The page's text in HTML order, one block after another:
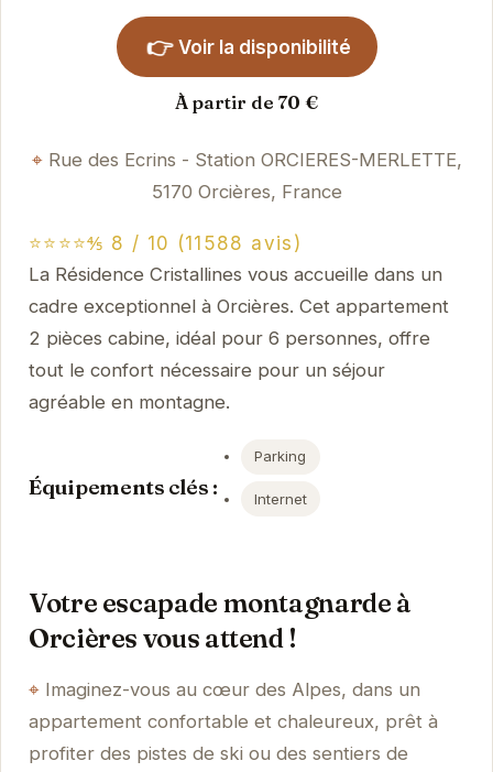
👉 Voir la disponibilité
À partir de 70 €
Rue des Ecrins - Station ORCIERES-MERLETTE,
5170 Orcières, France
⭐⭐⭐⭐⅘ 8 / 10 (11588 avis)
La Résidence Cristallines vous accueille dans un
cadre exceptionnel à Orcières. Cet appartement
2 pièces cabine, idéal pour 6 personnes, offre
tout le confort nécessaire pour un séjour
agréable en montagne.
Équipements clés :
Parking
Internet
Votre escapade montagnarde à
Orcières vous attend !
Imaginez-vous au cœur des Alpes, dans un
appartement confortable et chaleureux, prêt à
profiter des pistes de ski ou des sentiers de